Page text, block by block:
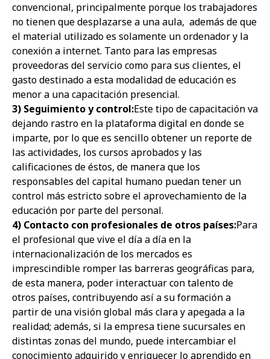
convencional, principalmente porque los trabajadores
no tienen que desplazarse a una aula, además de que
el material utilizado es solamente un ordenador y la
conexión a internet. Tanto para las empresas
proveedoras del servicio como para sus clientes, el
gasto destinado a esta modalidad de educación es
menor a una capacitación presencial.
3) Seguimiento y control:Este tipo de capacitación va
dejando rastro en la plataforma digital en donde se
imparte, por lo que es sencillo obtener un reporte de
las actividades, los cursos aprobados y las
calificaciones de éstos, de manera que los
responsables del capital humano puedan tener un
control más estricto sobre el aprovechamiento de la
educación por parte del personal.
4) Contacto con profesionales de otros países:Para
el profesional que vive el día a día en la
internacionalización de los mercados es
imprescindible romper las barreras geográficas para,
de esta manera, poder interactuar con talento de
otros países, contribuyendo así a su formación a
partir de una visión global más clara y apegada a la
realidad; además, si la empresa tiene sucursales en
distintas zonas del mundo, puede intercambiar el
conocimiento adquirido y enriquecer lo aprendido en